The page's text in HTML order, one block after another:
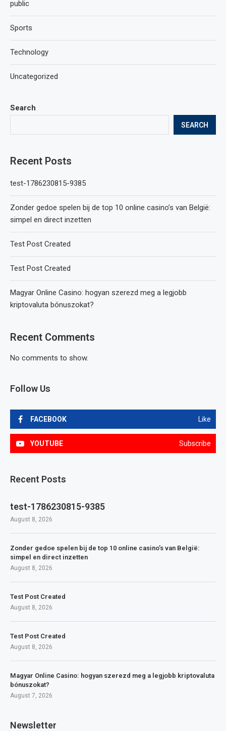
Search
SEARCH
Recent Posts
test-1786230815-9385
Zonder gedoe spelen bij de top 10 online casino’s van België:
simpel en direct inzetten
Test Post Created
Test Post Created
Magyar Online Casino: hogyan szerezd meg a legjobb
kriptovaluta bónuszokat?
Recent Comments
No comments to show.
Follow Us
FACEBOOK Like
YOUTUBE Subscribe
Recent Posts
test-1786230815-9385
August 8, 2026
Zonder gedoe spelen bij de top 10 online casino’s van België:
simpel en direct inzetten
August 8, 2026
Test Post Created
August 8, 2026
Test Post Created
August 8, 2026
Magyar Online Casino: hogyan szerezd meg a legjobb kriptovaluta
bónuszokat?
August 7, 2026
Newsletter
public
Sports
Technology
Uncategorized